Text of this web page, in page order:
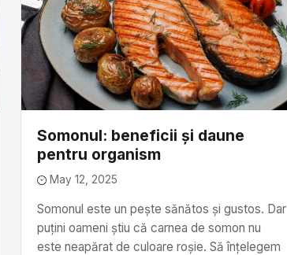
Somonul: beneficii și daune
pentru organism
May 12, 2025
Somonul este un pește sănătos și gustos. Dar
puțini oameni știu că carnea de somon nu
este neapărat de culoare roșie. Să înțelegem